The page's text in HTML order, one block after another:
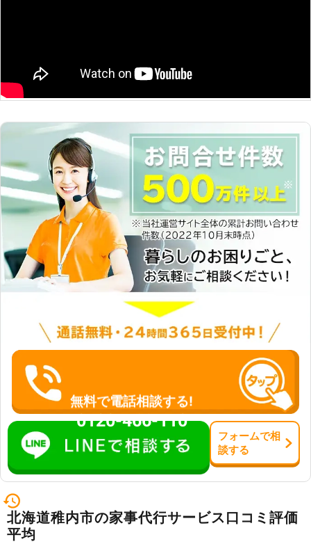
無料で電話相談する!
0120-466-110
フォームで相
談する
北海道稚内市の家事代行サービス口コミ評価
平均